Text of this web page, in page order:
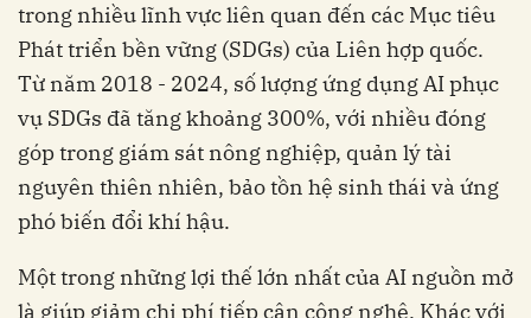
trong nhiều lĩnh vực liên quan đến các Mục tiêu
Phát triển bền vững (SDGs) của Liên hợp quốc.
Từ năm 2018 - 2024, số lượng ứng dụng AI phục
vụ SDGs đã tăng khoảng 300%, với nhiều đóng
góp trong giám sát nông nghiệp, quản lý tài
nguyên thiên nhiên, bảo tồn hệ sinh thái và ứng
phó biến đổi khí hậu.
Một trong những lợi thế lớn nhất của AI nguồn mở
là giúp giảm chi phí tiếp cận công nghệ. Khác với